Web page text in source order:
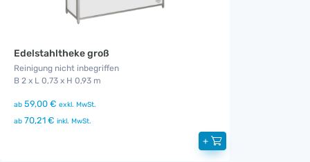
Edelstahltheke groß
Reinigung nicht inbegriffen
B 2 x L 0,73 x H 0,93 m
ab 59,00 € exkl. MwSt.
ab 70,21 € inkl. MwSt.
+